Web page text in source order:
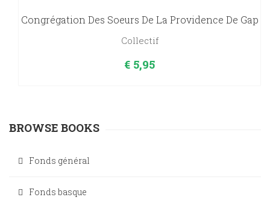
Congrégation Des Soeurs De La Providence De Gap
Collectif
€ 5,95
BROWSE BOOKS
Fonds général
Fonds basque